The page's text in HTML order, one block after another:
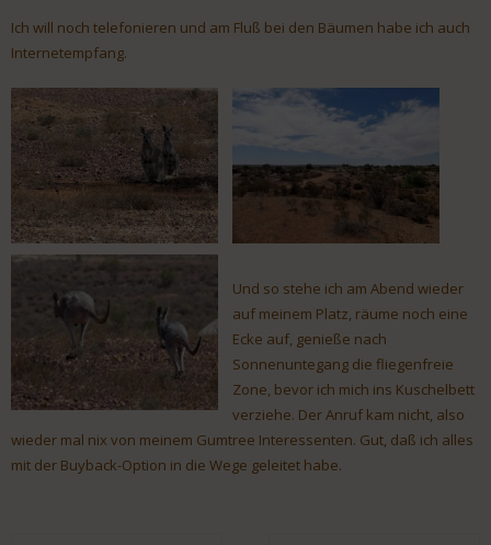
Ich will noch telefonieren und am Fluß bei den Bäumen habe ich auch
Internetempfang.
Und so stehe ich am Abend wieder
auf meinem Platz, räume noch eine
Ecke auf, genieße nach
Sonnenuntegang die fliegenfreie
Zone, bevor ich mich ins Kuschelbett
verziehe. Der Anruf kam nicht, also
wieder mal nix von meinem Gumtree Interessenten. Gut, daß ich alles
mit der Buyback-Option in die Wege geleitet habe.